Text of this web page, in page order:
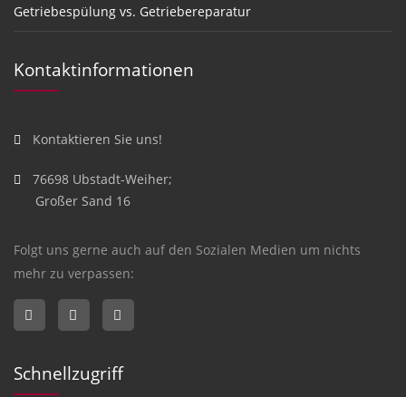
Getriebespülung vs. Getriebereparatur
Kontaktinformationen
Kontaktieren Sie uns!
76698 Ubstadt-Weiher;
Großer Sand 16
Folgt uns gerne auch auf den Sozialen Medien um nichts
mehr zu verpassen:
Schnellzugriff